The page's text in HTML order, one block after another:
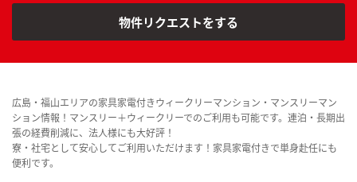
物件リクエストをする
広島・福山エリアの家具家電付きウィークリーマンション・マンスリーマン
ション情報！マンスリー＋ウィークリーでのご利用も可能です。連泊・長期出
張の経費削減に、法人様にも大好評！
寮・社宅として安心してご利用いただけます！家具家電付きで単身赴任にも
便利です。